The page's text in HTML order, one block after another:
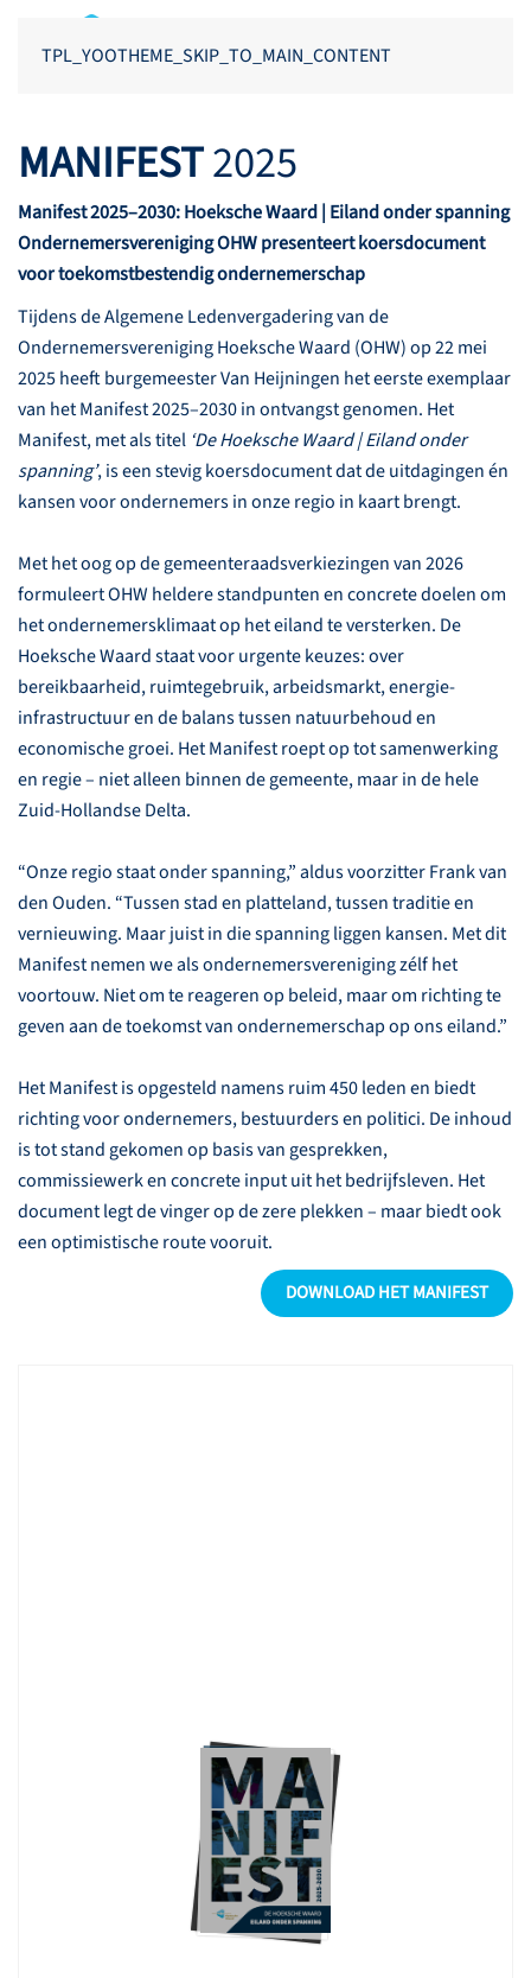
TPL_YOOTHEME_SKIP_TO_MAIN_CONTENT
MANIFEST2025
Manifest 2025–2030: Hoeksche Waard | Eiland onder spanning
Ondernemersvereniging OHW presenteert koersdocument
voor toekomstbestendig ondernemerschap
Tijdens de Algemene Ledenvergadering van de
Ondernemersvereniging Hoeksche Waard (OHW) op 22 mei
2025 heeft burgemeester Van Heijningen het eerste exemplaar
van het Manifest 2025–2030 in ontvangst genomen. Het
Manifest, met als titel ‘De Hoeksche Waard | Eiland onder
spanning’, is een stevig koersdocument dat de uitdagingen én
kansen voor ondernemers in onze regio in kaart brengt.
Met het oog op de gemeenteraadsverkiezingen van 2026
formuleert OHW heldere standpunten en concrete doelen om
het ondernemersklimaat op het eiland te versterken. De
Hoeksche Waard staat voor urgente keuzes: over
bereikbaarheid, ruimtegebruik, arbeidsmarkt, energie-
infrastructuur en de balans tussen natuurbehoud en
economische groei. Het Manifest roept op tot samenwerking
en regie – niet alleen binnen de gemeente, maar in de hele
Zuid-Hollandse Delta.
“Onze regio staat onder spanning,” aldus voorzitter Frank van
den Ouden. “Tussen stad en platteland, tussen traditie en
vernieuwing. Maar juist in die spanning liggen kansen. Met dit
Manifest nemen we als ondernemersvereniging zélf het
voortouw. Niet om te reageren op beleid, maar om richting te
geven aan de toekomst van ondernemerschap op ons eiland.”
Het Manifest is opgesteld namens ruim 450 leden en biedt
richting voor ondernemers, bestuurders en politici. De inhoud
is tot stand gekomen op basis van gesprekken,
commissiewerk en concrete input uit het bedrijfsleven. Het
document legt de vinger op de zere plekken – maar biedt ook
een optimistische route vooruit.
DOWNLOAD HET MANIFEST